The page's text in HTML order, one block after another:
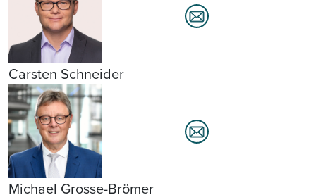
Carsten Schneider
Michael Grosse-Brömer